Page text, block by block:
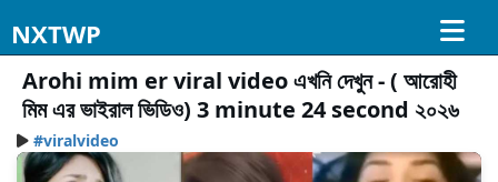
NXTWP
Arohi mim er viral video এখনি দেখুন - ( আরোহী
মিম এর ভাইরাল ভিডিও) 3 minute 24 second ২০২৬
#viralvideo